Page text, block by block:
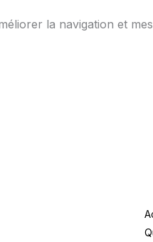
la navigation et